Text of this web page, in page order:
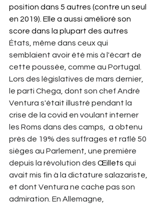
position dans 5 autres (contre un seul
en 2019). Elle a aussi amélioré son
score dans la plupart des autres
États, même dans ceux qui
semblaient avoir été mis à l'écart de
cette poussée, comme au Portugal.
Lors des législatives de mars dernier,
le parti Chega, dont son chef André
Ventura s'était illustré pendant la
crise de la covid en voulant interner
les Roms dans des camps,  a obtenu
près de 19% des suffrages et raflé 50
sièges au Parlement, une première
depuis la révolution des Œillets qui
avait mis fin à la dictature salazariste,
et dont Ventura ne cache pas son
admiration. En Allemagne,